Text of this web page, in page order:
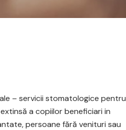
– servicii stomatologice pentru
a copiilor beneficiari in
persoane fără venituri sau